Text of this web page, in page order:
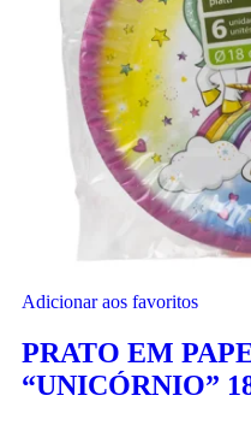
Adicionar aos favoritos
PRATO EM
“UNICÓRNIO”